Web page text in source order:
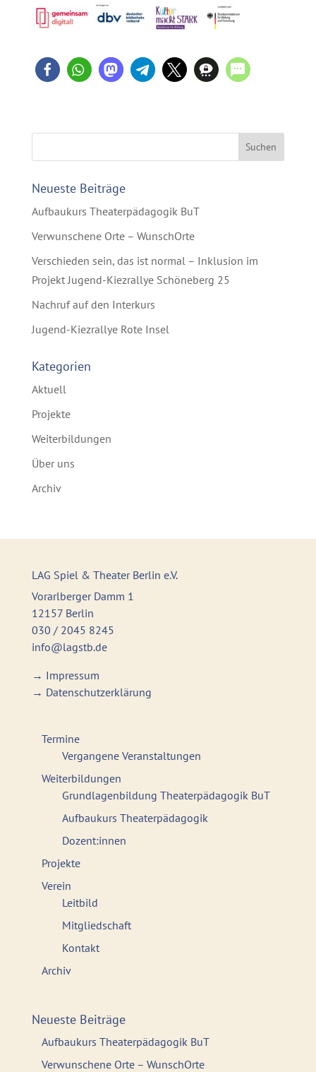
Neueste Beiträge
Aufbaukurs Theaterpädagogik BuT
Verwunschene Orte – WunschOrte
Verschieden sein, das ist normal – Inklusion im
Projekt Jugend-Kiezrallye Schöneberg 25
Nachruf auf den Interkurs
Jugend-Kiezrallye Rote Insel
Kategorien
Aktuell
Projekte
Weiterbildungen
Über uns
Archiv
LAG Spiel & Theater Berlin e.V.
Vorarlberger Damm 1
12157 Berlin
030 / 2045 8245
info@lagstb.de
→ Impressum
→ Datenschutzerklärung
Termine
Vergangene Veranstaltungen
Weiterbildungen
Grundlagenbildung Theaterpädagogik BuT
Aufbaukurs Theaterpädagogik
Dozent:innen
Projekte
Verein
Leitbild
Mitgliedschaft
Kontakt
Archiv
Neueste Beiträge
Aufbaukurs Theaterpädagogik BuT
Verwunschene Orte – WunschOrte